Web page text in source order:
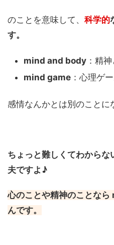
のことを意味して、 科学的
す。
mind and body ：精
mind game ：心理ゲ
感情なんかとは別のことに
ちょっと難しくてわから
夫ですよ♪
心のことや精神のことな
んです。